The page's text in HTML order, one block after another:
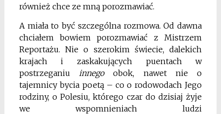
również chce ze mną porozmawiać.
A miała to być szczególna rozmowa. Od dawna
chciałem bowiem porozmawiać z Mistrzem
Reportażu. Nie o szerokim świecie, dalekich
krajach i zaskakujących puentach w
postrzeganiu innegoobok, nawet nie o
tajemnicy bycia poetą – co o rodowodach Jego
rodziny, o Polesiu, którego czar do dzisiaj żyje
we wspomnieniach ludzi